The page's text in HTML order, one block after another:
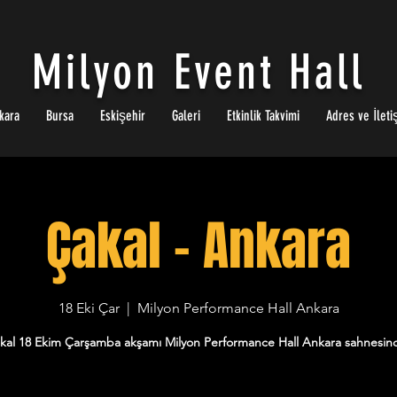
Bursa Eskişehir Galeri Etkinlik Takvimi Adres ve
Milyon Event Hall
Çakal - Ankara
18 Eki Çar
  |
Milyon Performance Hall Ankara
18 Ekim Çarşamba akşamı Milyon Performance Hall Ankara